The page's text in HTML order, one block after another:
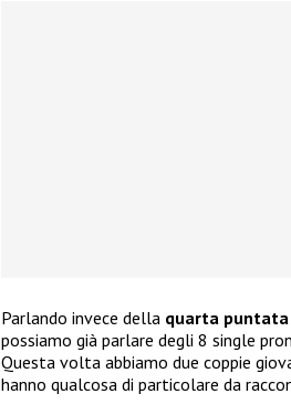
Parlando invece della quarta puntata
possiamo già parlare degli 8 single
Questa volta abbiamo due coppie
hanno qualcosa di particolare da